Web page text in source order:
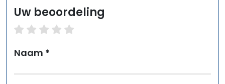
Uw beoordeling
4 stars
3 stars
2 stars
1 star
Naam *